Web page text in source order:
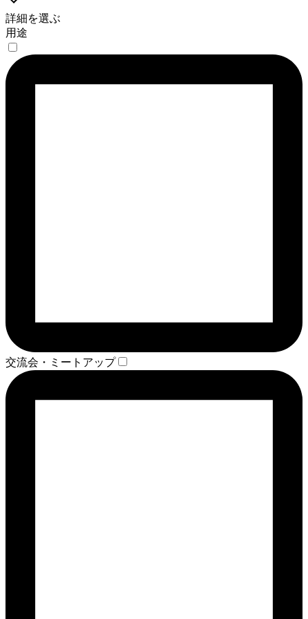
詳細を選ぶ
用途
交流会・ミートアップ